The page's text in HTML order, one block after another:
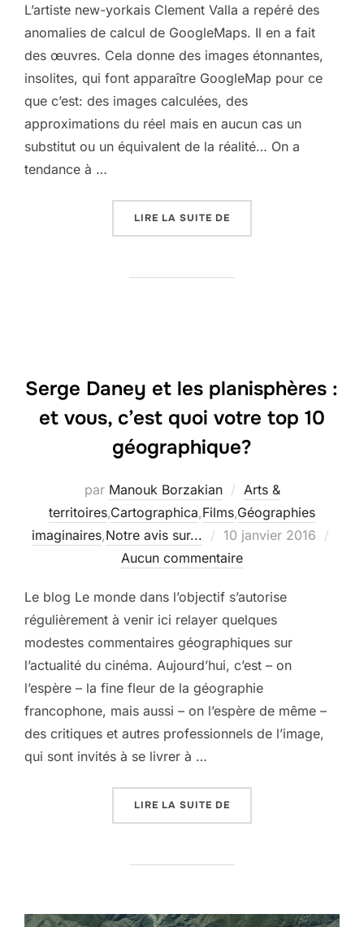
L’artiste new-yorkais Clement Valla a repéré des
anomalies de calcul de GoogleMaps. Il en a fait
des œuvres. Cela donne des images étonnantes,
insolites, qui font apparaître GoogleMap pour ce
que c’est: des images calculées, des
approximations du réel mais en aucun cas un
substitut ou un équivalent de la réalité… On a
tendance à …
LIRE LA SUITE DE
Serge Daney et les planisphères :
et vous, c’est quoi votre top 10
géographique?
par Manouk Borzakian
Arts &
territoires,Cartographica,Films,Géographies
imaginaires,Notre avis sur...
Publié
le
10 janvier 2016
Aucun commentaire
Le blog Le monde dans l’objectif s’autorise
régulièrement à venir ici relayer quelques
modestes commentaires géographiques sur
l’actualité du cinéma. Aujourd’hui, c’est – on
l’espère – la fine fleur de la géographie
francophone, mais aussi – on l’espère de même –
des critiques et autres professionnels de l’image,
qui sont invités à se livrer à …
LIRE LA SUITE DE